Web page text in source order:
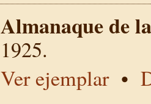
Almanaque de
1925.
Ver ejemplar•